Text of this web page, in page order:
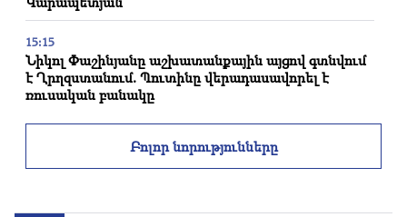
15:15
Նիկոլ Փաշինյանը աշխատանքային այցով գտնվում
է Ղրղզստանում. Պուտինը վերադասավորել է
ռուսական բանակը
Europa Press. Իսպանիայի իշխանությունները
Սեուտային հատկացրել են 6.5 միլիոն եվրո՝
Բոլոր նորությունները